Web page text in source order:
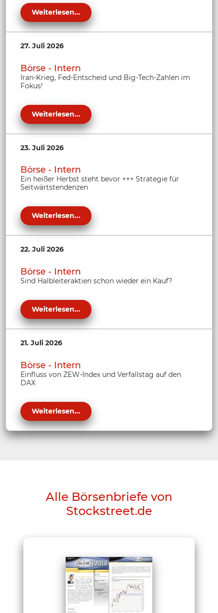
Weiterlesen...
27. Juli 2026
Börse - Intern
Iran-Krieg, Fed-Entscheid und Big-Tech-Zahlen im
Fokus!
Weiterlesen...
23. Juli 2026
Börse - Intern
Ein heißer Herbst steht bevor +++ Strategie für
Seitwärtstendenzen
Weiterlesen...
22. Juli 2026
Börse - Intern
Sind Halbleiteraktien schon wieder ein Kauf?
Weiterlesen...
21. Juli 2026
Börse - Intern
Einfluss von ZEW-Index und Verfallstag auf den
DAX
Weiterlesen...
Alle Börsenbriefe von
Stockstreet.de